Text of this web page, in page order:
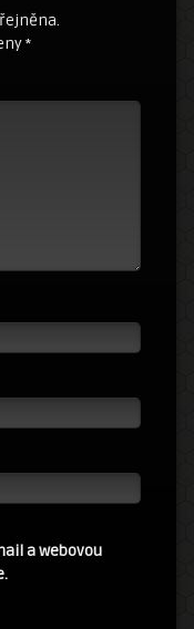
*
a webovou